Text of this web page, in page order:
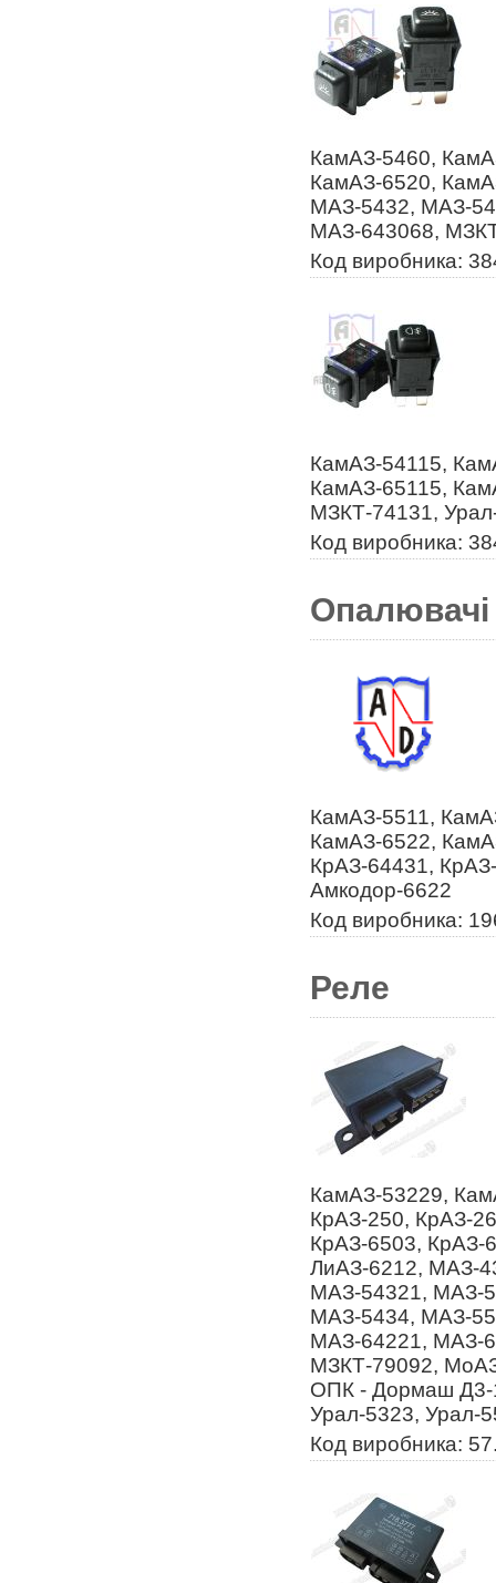
КамАЗ-5460,
КамАЗ-6520,
МАЗ-5432, МАЗ-
МАЗ-643068,
Код виробника:
КамАЗ-54115,
КамАЗ-65115,
МЗКТ-74131,
Код виробника:
Опалювачі
КамАЗ-5511,
КамАЗ-6522,
КрАЗ-64431,
Амкодор-6622
Код виробника:
Реле
КамАЗ-53229,
КрАЗ-250, КрАЗ-
КрАЗ-6503, КрАЗ-
ЛиАЗ-6212, МАЗ-
МАЗ-54321, МАЗ-
МАЗ-5434, МАЗ-
МАЗ-64221, МАЗ-
МЗКТ-79092,
ОПК - Дормаш Д3-
Урал-5323, Урал-
Код виробника: